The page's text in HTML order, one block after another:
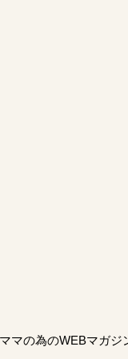
マの為のWEBマガ